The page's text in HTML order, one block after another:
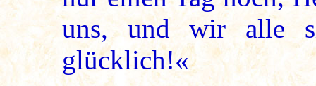
uns, und wir alle
glücklich!«